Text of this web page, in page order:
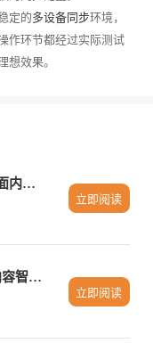
定的多设备同步环境，
作环节都经过实际测试
想效果。
2025年谷歌浏览器页面内容分析与调试
立即阅读
Chrome浏览器网页内容智能标注及笔记插件
立即阅读